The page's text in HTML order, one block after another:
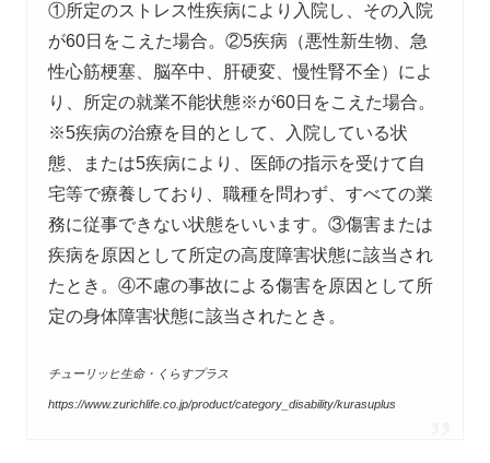
①所定のストレス性疾病により入院し、その入院
が60日をこえた場合。②5疾病（悪性新生物、急
性心筋梗塞、脳卒中、肝硬変、慢性腎不全）によ
り、所定の就業不能状態※が60日をこえた場合。
※5疾病の治療を目的として、入院している状
態、または5疾病により、医師の指示を受けて自
宅等で療養しており、職種を問わず、すべての業
務に従事できない状態をいいます。③傷害または
疾病を原因として所定の高度障害状態に該当され
たとき。④不慮の事故による傷害を原因として所
定の身体障害状態に該当されたとき。
チューリッヒ生命・くらすプラス
https://www.zurichlife.co.jp/product/category_disability/kurasuplus